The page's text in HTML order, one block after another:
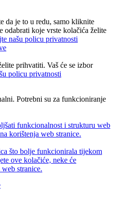
da je to u redu, samo kliknite
odabrati koje vrste kolačića želite
našu policu privatnosti
prihvatiti. Vaš će se izbor
policu privatnosti
Potrebni su za funkcioniranje
funkcionalnost i strukturu web
korištenja web stranice.
što bolje funkcionirala tijekom
ove kolačiće, neke će
stranice.